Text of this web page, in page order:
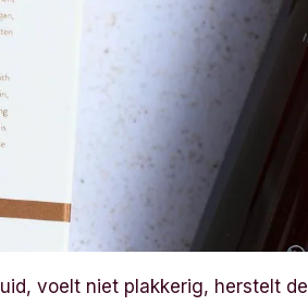
voelt niet plakkerig, herstelt de